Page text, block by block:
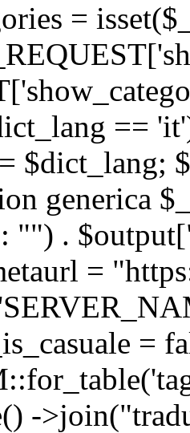
=
==
$dict_lang;
generica
"") .
=
=
-